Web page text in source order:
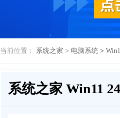
当前位置： 系统之家 > 电脑系统 >
系统之家 Win11